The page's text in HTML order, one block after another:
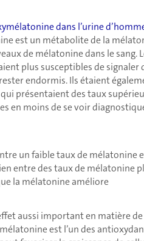
dans l’urine
est un métabolite de la
de mélatonine dans le sang.
plus susceptibles de signaler
endormis. Ils étaient
présentaient des taux
en moins de se voir
un faible taux de mélatonine
entre des taux de mélatonine
la mélatonine améliore
aussi important en matière de
est l’un des